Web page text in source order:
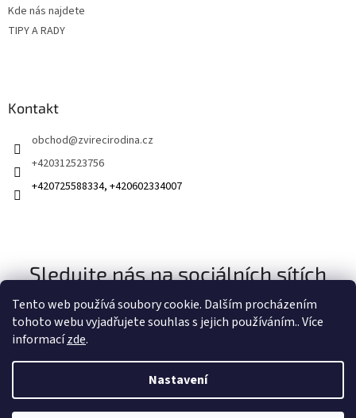
Tento web používá soubory cookie. Dalším procházením
tohoto webu vyjadřujete souhlas s jejich používáním.. Více
informacízde.
Nastavení
Kde nás najdete
TIPY A RADY
Kontakt
obchod@zvirecirodina.cz
+420312523756
+420725588334, +420602334007
Sledujte nás na sociálních sítích
Vytvořil Shoptet